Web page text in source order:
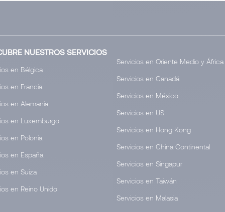
NUESTROS SERVICIOS
en Bélgica
en Francia
en Alemania
en Luxemburgo
en Polonia
en España
en Suiza
en Reino Unido
Servicios en Oriente Medio y África
Servicios en Canadá
Servicios en México
Servicios en US
Servicios en Hong Kong
Servicios en China Continental
Servicios en Singapur
Servicios en Taiwán
Servicios en Malasia